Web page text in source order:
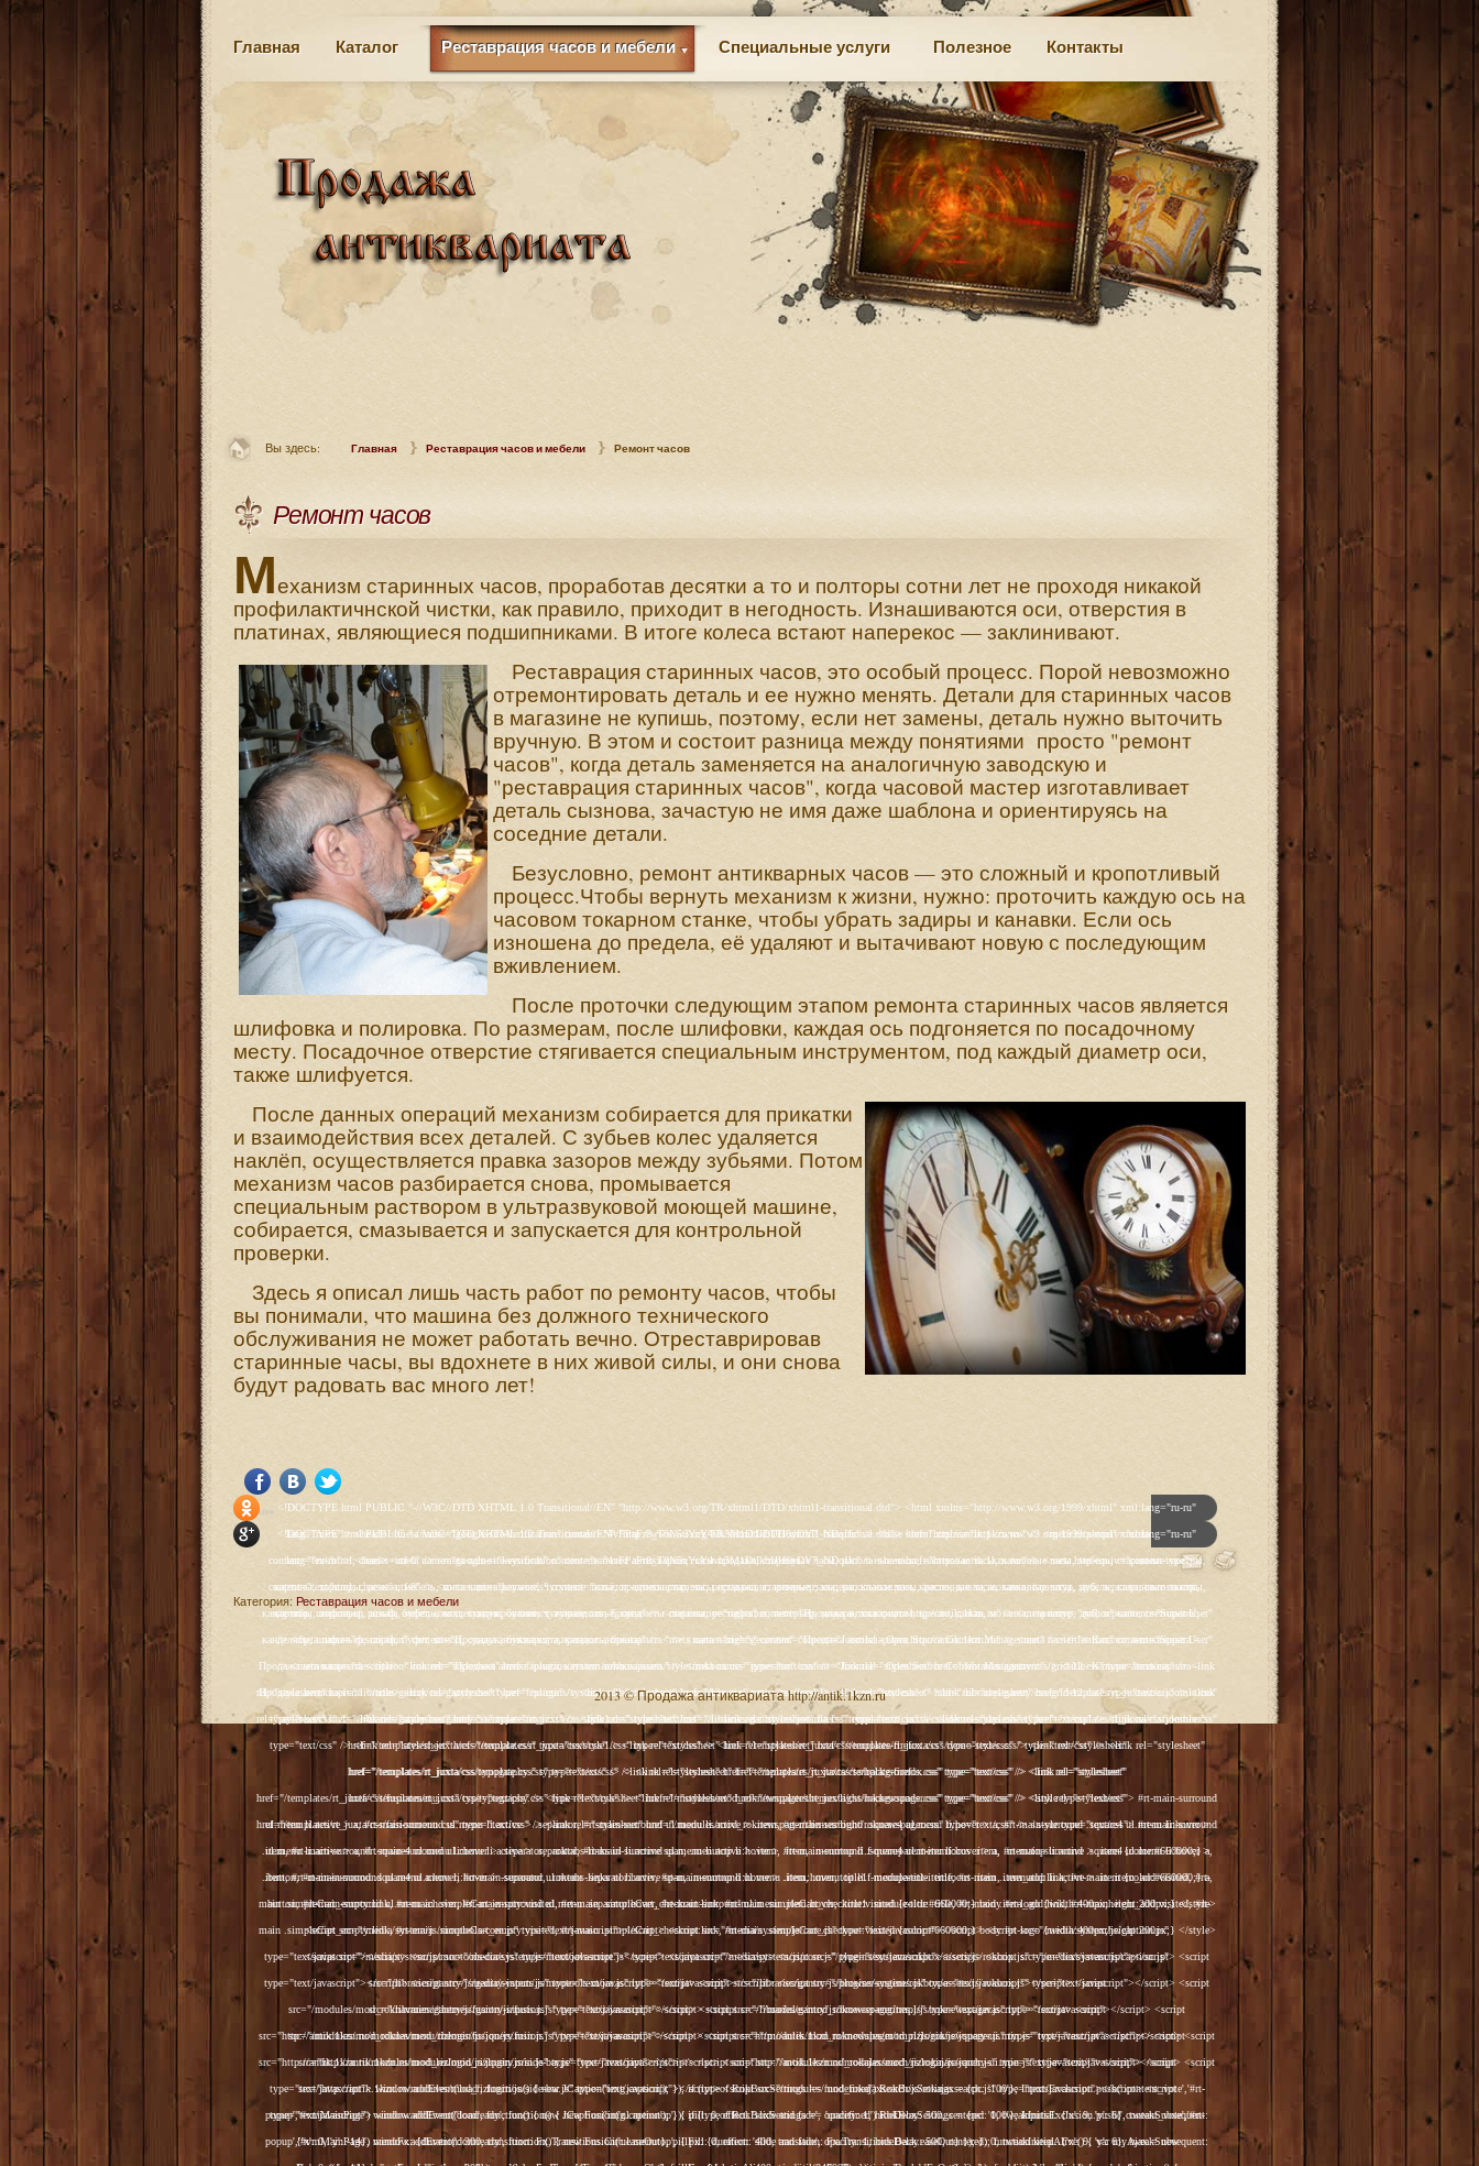
Главная Каталог Реставрация часов и мебели Специальные услуги Полезное Контакты
Вы здесь: Главная Реставрация часов и мебели Ремонт часов
Ремонт часов
Механизм старинных часов, проработав десятки а то и полторы сотни лет не проходя никакой
профилактичнской чистки, как правило, приходит в негодность. Изнашиваются оси, отверстия в
платинах, являющиеся подшипниками. В итоге колеса встают наперекос — заклинивают.
Реставрация старинных часов, это особый процесс. Порой невозможно
отремонтировать деталь и ее нужно менять. Детали для старинных часов
в магазине не купишь, поэтому, если нет замены, деталь нужно выточить
вручную. В этом и состоит разница между понятиями просто "ремонт
часов", когда деталь заменяется на аналогичную заводскую и
"реставрация старинных часов", когда часовой мастер изготавливает
деталь сызнова, зачастую не имя даже шаблона и ориентируясь на
соседние детали.
Безусловно, ремонт антикварных часов — это сложный и кропотливый
процесс.Чтобы вернуть механизм к жизни, нужно: проточить каждую ось на
часовом токарном станке, чтобы убрать задиры и канавки. Если ось
изношена до предела, её удаляют и вытачивают новую с последующим
вживлением.
После проточки следующим этапом ремонта старинных часов является
шлифовка и полировка. По размерам, после шлифовки, каждая ось подгоняется по посадочному
месту. Посадочное отверстие стягивается специальным инструментом, под каждый диаметр оси,
также шлифуется.
После данных операций механизм собирается для прикатки
и взаимодействия всех деталей. С зубьев колес удаляется
наклёп, осуществляется правка зазоров между зубьями. Потом
механизм часов разбирается снова, промывается
специальным раствором в ультразвуковой моющей машине,
собирается, смазывается и запускается для контрольной
проверки.
Здесь я описал лишь часть работ по ремонту часов, чтобы
вы понимали, что машина без должного технического
обслуживания не может работать вечно. Отреставрировав
старинные часы, вы вдохнете в них живой силы, и они снова
будут радовать вас много лет!
<!DOCTYPE html PUBLIC "-//W3C//DTD XHTML 1.0 Transitional//EN" "http://www.w3.org/TR/xhtml1/DTD/xhtml1-transitional.dtd"> <html xmlns="http://www.w3.org/1999/xhtml" xml:lang="ru-ru" lang="ru-ru" > <head> <meta name="google-site-verification" content="4vFPaFr8_T0N5uYcY4vh3M1DtIkbIJH6yDV7_NDqfJc" /> <base href="http://antik.1kzn.ru/" /> <meta http-equiv="content-type" content="text/html; charset=utf-8" /> <meta name="keywords" content="каталог антиквариат, часы продажа, старинные часы, напольные часы, настенные часы, каминные часы, мебель, старинные люстры, картины, торшеры, резьба, мебель, коллекционирование, чугунное литьё, предметы старины, реставрация, интерьер, модерн, классицизм, кресло, диван, мозаика, гарнитур, дуб, зеркало, светильник, канделябр, шифоньер, шкаф, буфет, комод, сундук, букинист, жирандоль, бронза" /> <meta name="rights" content="Продажа антиквариата http://antik.1kzn.ru" /> <meta name="author" content="Super User" /> <meta name="description" content="Продажа антиквариата, каталог антиквариата." /> <meta name="generator" content="Joomla! - Open Source Content Management" /> <title>Каталог антиквариата - Продажа антиквариата </title> <link rel="stylesheet" href="/plugins/system/rokbox/assets/styles/rokbox.css" type="text/css" /> <link rel="stylesheet" href="/libraries/gantry/css/grid-12.css" type="text/css" /> <link rel="stylesheet" href="/libraries/gantry/css/gantry.css" type="text/css" /> <link rel="stylesheet" href="/libraries/gantry/css/joomla.css" type="text/css" /> <link rel="stylesheet" href="/templates/rt_juxta/css/joomla.css" type="text/css" /> <link rel="stylesheet" href="/templates/rt_juxta/css/style1.css" type="text/css" /> <link rel="stylesheet" href="/templates/rt_juxta/css/demo-styles.css" type="text/css" /> <link rel="stylesheet" href="/templates/rt_juxta/css/template.css" type="text/css" /> <link rel="stylesheet" href="/templates/rt_juxta/css/template-firefox.css" type="text/css" /> <link rel="stylesheet" href="/templates/rt_juxta/css/typography.css" type="text/css" /> <link rel="stylesheet" href="/templates/rt_juxta/css/backgrounds.css" type="text/css" /> <link rel="stylesheet" href="/templates/rt_juxta/css/fusionmenu.css" type="text/css" /> <link rel="stylesheet" href="/modules/mod_roknewspager/themes/light/roknewspager.css" type="text/css" /> <style type="text/css"> #rt-main-surround ul.menu li.active > a, #rt-main-surround ul.menu li.active > .separator, #rt-main-surround ul.menu li.active > .item, #rt-main-surround .square4 ul.menu li:hover > a, #rt-main-surround .square4 ul.menu li:hover > .item, #rt-main-surround .square4 ul.menu li:hover > .separator, .roktabs-links ul li.active span, .menutop li:hover > .item, .menutop li.f-menuparent-itemfocus .item, .menutop li.active > .item {color:#660000;} a, .button, #rt-main-surround ul.menu a:hover, #rt-main-surround ul.menu .separator:hover, #rt-main-surround ul.menu .item:hover, .title1 .module-title .title, #rt-main .item_add:link, #rt-main .item_add:visited, #rt-main .simpleCart_empty:link, #rt-main .simpleCart_empty:visited, #rt-main .simpleCart_checkout:link, #rt-main .simpleCart_checkout:visited {color:#660000;} body #rt-logo {width:400px;height:200px;} </style> <script src="/media/system/js/mootools-core.js" type="text/javascript"></script> <script src="/media/system/js/core.js" type="text/javascript"></script> <script src="/media/system/js/caption.js" type="text/javascript"></script> <script src="/media/system/js/mootools-more.js" type="text/javascript"></script> <script src="/plugins/system/rokbox/assets/js/rokbox.js" type="text/javascript"></script> <script src="/libraries/gantry/js/gantry-inputs.js" type="text/javascript"></script> <script src="/libraries/gantry/js/browser-engines.js" type="text/javascript"></script> <script src="/modules/mod_roknavmenu/themes/fusion/js/fusion.js" type="text/javascript"></script> <script src="/modules/mod_roknewspager/tmpl/js/roknewspager.js" type="text/javascript"></script> <script src="http://antik.1kzn.ru/modules/mod_rizlogin/js/jquery.min.js" type="text/javascript"></script> <script src="http://antik.1kzn.ru/modules/mod_rizlogin/js/jquery-ui.min.js" type="text/javascript"></script> <script src="http://antik.1kzn.ru/modules/mod_rizlogin/js/side-bar.js" type="text/javascript"></script> <script src="/modules/mod_rokajaxsearch/js/rokajaxsearch.js" type="text/javascript"></script> <script type="text/javascript"> window.addEvent('load', function() { new JCaption('img.caption'); }); if (typeof RokBoxSettings == 'undefined') RokBoxSettings = {pc: '100'}; InputsExclusion.push('.content_vote','#rt-popup','#vmMainPage') window.addEvent('domready', function() { new Fusion('ul.menutop', { pill: 0, effect: 'slide and fade', opacity: 1, hideDelay: 500, centered: 0, tweakInitial: {'x': 9, 'y': 6}, tweakSubsequent: {'x': 0, 'y': -14}, menuFx: {duration: 300, transition: Fx.Transitions.Circ.easeOut}, pillFx: {duration: 400, transition: Fx.Transitions.Back.easeOut} }); }); function keepAlive() { var myAjax = new Request({method: "get", url: "index.php"}).send();} window.addEvent("domready", function(){ keepAlive.periodical(840000); }); window.addEvent((window.webkit) ? 'load' : 'domready', function() { window.rokajaxsearch = new RokAjaxSearch({ 'results': 'Results', 'close': '', 'websearch': 0, 'blogsearch': 0, 'imagesearch': 0, 'videosearch': 0, 'imagesize': 'SMALL', 'safesearch': 'MODERATE', 'search': 'Search...', 'readmore': 'Read more...', 'noresults': 'No results', 'advsearch': 'Advanced search', 'page': 'Page', 'page_of': 'of', 'searchlink': 'http://antik.1kzn.ru/index.php?option=com_search&amp;view=search&amp;tmpl=component', 'advsearchlink': 'http://antik.1kzn.ru/index.php?option=com_search&amp;view=search', 'uribase': 'http://antik.1kzn.ru/', 'limit': '10', 'perpage': '3', 'ordering': 'newest', 'phrase': 'any', 'hidedivs': '', 'includelink': 1, 'viewall': 'View all results', 'estimated': 'estimated', 'showestimated': 1, 'showpagination': 1, 'showcategory': 1, 'showreadmore': 1, 'showdescription': 1 }); }); </script> <meta name="google-site-verification" content="" /> <script type="text/javascript"> var _gaq = _gaq || []; _gaq.push(['_setAccount', 'UA-XXXXX-X']); _gaq.push(['_gat._anonymizeIp']); _gaq.push(['_trackPageview']); (function() { var ga = document.createElement('script'); ga.type = 'text/javascript'; ga.async = true; ga.src = ('https:' == document.location.protocol ? 'https://ssl' : 'http://www') + '.google-analytics.com/ga.js'; var s = document.getElementsByTagName('script')[0]; s.parentNode.insertBefore(ga, s); })(); </script> </head> <body class="backgroundlevel-high backgroundstyle-style1 bodylevel-high cssstyle-style1 font-family-georgia font-size-is-default menu-type-fusionmenu col12 option-com-content menu-glavnaya "> <div id="rt-mainbg-overlay"> <div class="rt-surround-wrap"><div class="rt-surround"><div class="rt-surround2"><div class="rt-surround3"> <div class="rt-container"> <div id="rt-header-wrap"><div id="rt-header-wrap2"> <div id="rt-header-graphic"> <div class="rt-header-padding"> <div id="rt-header"> <div class="rt-grid-12 rt-alpha rt-omega"> <div class="rt-block"> <a href="/" id="rt-logo"></a> </div> </div> <div class="clear"></div> </div> <div id="rt-navigation"><div id="rt-navigation2"><div id="rt-navigation3"> <div class="nopill"> <ul class="menutop level1 " > <li class="item108 active root" > <a class="orphan item bullet" href="/" > <span> Главная </span> </a> </li> <li class="item109 parent root" > <a class="daddy item bullet" href="/katalog-antikvariata" > <span> Каталог </span> </a> <div class="fusion-submenu-wrapper level2"> <div class="drop-top"></div> <ul class="level2"> <li class="item123 parent" > <a class="daddy item bullet" href="/katalog-antikvariata/chasy" > <span> Часы </span> </a> <div class="fusion-submenu-wrapper level3"> <div class="drop-top"></div> <ul class="level3"> <li class="item110" > <a class="orphan item bullet" href="/katalog-antikvariata/chasy/napolnye-chasy" > <span> Напольные </span> </a> </li> <li class="item112" > <a class="orphan item bulle
<!DOCTYPE html PUBLIC "-//W3C//DTD XHTML 1.0 Transitional//EN" "http://www.w3.org/TR/xhtml1/DTD/xhtml1-transitional.dtd"> <html xmlns="http://www.w3.org/1999/xhtml" xml:lang="ru-ru" lang="ru-ru" > <head> <meta name="google-site-verification" content="4vFPaFr8_T0N5uYcY4vh3M1DtIkbIJH6yDV7_NDqfJc" /> <base href="http://antik.1kzn.ru/" /> <meta http-equiv="content-type" content="text/html; charset=utf-8" /> <meta name="keywords" content="каталог антиквариат, часы продажа, старинные часы, напольные часы, настенные часы, каминные часы, мебель, старинные люстры, картины, торшеры, резьба, мебель, коллекционирование, чугунное литьё, предметы старины, реставрация, интерьер, модерн, классицизм, кресло, диван, мозаика, гарнитур, дуб, зеркало, светильник, канделябр, шифоньер, шкаф, буфет, комод, сундук, букинист, жирандоль, бронза" /> <meta name="rights" content="Продажа антиквариата http://antik.1kzn.ru" /> <meta name="author" content="Super User" /> <meta name="description" content="Продажа антиквариата, каталог антиквариата." /> <meta name="generator" content="Joomla! - Open Source Content Management" /> <title>Каталог антиквариата - Продажа антиквариата </title> <link rel="stylesheet" href="/plugins/system/rokbox/assets/styles/rokbox.css" type="text/css" /> <link rel="stylesheet" href="/libraries/gantry/css/grid-12.css" type="text/css" /> <link rel="stylesheet" href="/libraries/gantry/css/gantry.css" type="text/css" /> <link rel="stylesheet" href="/libraries/gantry/css/joomla.css" type="text/css" /> <link rel="stylesheet" href="/templates/rt_juxta/css/joomla.css" type="text/css" /> <link rel="stylesheet" href="/templates/rt_juxta/css/style1.css" type="text/css" /> <link rel="stylesheet" href="/templates/rt_juxta/css/demo-styles.css" type="text/css" /> <link rel="stylesheet" href="/templates/rt_juxta/css/template.css" type="text/css" /> <link rel="stylesheet" href="/templates/rt_juxta/css/template-firefox.css" type="text/css" /> <link rel="stylesheet" href="/templates/rt_juxta/css/typography.css" type="text/css" /> <link rel="stylesheet" href="/templates/rt_juxta/css/backgrounds.css" type="text/css" /> <link rel="stylesheet" href="/templates/rt_juxta/css/fusionmenu.css" type="text/css" /> <link rel="stylesheet" href="/modules/mod_roknewspager/themes/light/roknewspager.css" type="text/css" /> <style type="text/css"> #rt-main-surround ul.menu li.active > a, #rt-main-surround ul.menu li.active > .separator, #rt-main-surround ul.menu li.active > .item, #rt-main-surround .square4 ul.menu li:hover > a, #rt-main-surround .square4 ul.menu li:hover > .item, #rt-main-surround .square4 ul.menu li:hover > .separator, .roktabs-links ul li.active span, .menutop li:hover > .item, .menutop li.f-menuparent-itemfocus .item, .menutop li.active > .item {color:#660000;} a, .button, #rt-main-surround ul.menu a:hover, #rt-main-surround ul.menu .separator:hover, #rt-main-surround ul.menu .item:hover, .title1 .module-title .title, #rt-main .item_add:link, #rt-main .item_add:visited, #rt-main .simpleCart_empty:link, #rt-main .simpleCart_empty:visited, #rt-main .simpleCart_checkout:link, #rt-main .simpleCart_checkout:visited {color:#660000;} body #rt-logo {width:400px;height:200px;} </style> <script src="/media/system/js/mootools-core.js" type="text/javascript"></script> <script src="/media/system/js/core.js" type="text/javascript"></script> <script src="/media/system/js/caption.js" type="text/javascript"></script> <script src="/media/system/js/mootools-more.js" type="text/javascript"></script> <script src="/plugins/system/rokbox/assets/js/rokbox.js" type="text/javascript"></script> <script src="/libraries/gantry/js/gantry-inputs.js" type="text/javascript"></script> <script src="/libraries/gantry/js/browser-engines.js" type="text/javascript"></script> <script src="/modules/mod_roknavmenu/themes/fusion/js/fusion.js" type="text/javascript"></script> <script src="/modules/mod_roknewspager/tmpl/js/roknewspager.js" type="text/javascript"></script> <script src="http://antik.1kzn.ru/modules/mod_rizlogin/js/jquery.min.js" type="text/javascript"></script> <script src="http://antik.1kzn.ru/modules/mod_rizlogin/js/jquery-ui.min.js" type="text/javascript"></script> <script src="http://antik.1kzn.ru/modules/mod_rizlogin/js/side-bar.js" type="text/javascript"></script> <script src="/modules/mod_rokajaxsearch/js/rokajaxsearch.js" type="text/javascript"></script> <script type="text/javascript"> window.addEvent('load', function() { new JCaption('img.caption'); }); if (typeof RokBoxSettings == 'undefined') RokBoxSettings = {pc: '100'}; InputsExclusion.push('.content_vote','#rt-popup','#vmMainPage') window.addEvent('domready', function() { new Fusion('ul.menutop', { pill: 0, effect: 'slide and fade', opacity: 1, hideDelay: 500, centered: 0, tweakInitial: {'x': 9, 'y': 6}, tweakSubsequent: {'x': 0, 'y': -14}, menuFx: {duration: 300, transition: Fx.Transitions.Circ.easeOut}, pillFx: {duration: 400, transition: Fx.Transitions.Back.easeOut} }); }); function keepAlive() { var myAjax = new Request({method: "get", url: "index.php"}).send();} window.addEvent("domready", function(){ keepAlive.periodical(840000); }); window.addEvent((window.webkit) ? 'load' : 'domready', function() { window.rokajaxsearch = new RokAjaxSearch({ 'results': 'Results', 'close': '', 'websearch': 0, 'blogsearch': 0, 'imagesearch': 0, 'videosearch': 0, 'imagesize': 'SMALL', 'safesearch': 'MODERATE', 'search': 'Search...', 'readmore': 'Read more...', 'noresults': 'No results', 'advsearch': 'Advanced search', 'page': 'Page', 'page_of': 'of', 'searchlink': 'http://antik.1kzn.ru/index.php?option=com_search&amp;view=search&amp;tmpl=component', 'advsearchlink': 'http://antik.1kzn.ru/index.php?option=com_search&amp;view=search', 'uribase': 'http://antik.1kzn.ru/', 'limit': '10', 'perpage': '3', 'ordering': 'newest', 'phrase': 'any', 'hidedivs': '', 'includelink': 1, 'viewall': 'View all results', 'estimated': 'estimated', 'showestimated': 1, 'showpagination': 1, 'showcategory': 1, 'showreadmore': 1, 'showdescription': 1 }); }); </script> <meta name="google-site-verification" content="" /> <script type="text/javascript"> var _gaq = _gaq || []; _gaq.push(['_setAccount', 'UA-XXXXX-X']); _gaq.push(['_gat._anonymizeIp']); _gaq.push(['_trackPageview']); (function() { var ga = document.createElement('script'); ga.type = 'text/javascript'; ga.async = true; ga.src = ('https:' == document.location.protocol ? 'https://ssl' : 'http://www') + '.google-analytics.com/ga.js'; var s = document.getElementsByTagName('script')[0]; s.parentNode.insertBefore(ga, s); })(); </script> </head> <body class="backgroundlevel-high backgroundstyle-style1 bodylevel-high cssstyle-style1 font-family-georgia font-size-is-default menu-type-fusionmenu col12 option-com-content menu-glavnaya "> <div id="rt-mainbg-overlay"> <div class="rt-surround-wrap"><div class="rt-surround"><div class="rt-surround2"><div class="rt-surround3"> <div class="rt-container"> <div id="rt-header-wrap"><div id="rt-header-wrap2"> <div id="rt-header-graphic"> <div class="rt-header-padding"> <div id="rt-header"> <div class="rt-grid-12 rt-alpha rt-omega"> <div class="rt-block"> <a href="/" id="rt-logo"></a> </div> </div> <div class="clear"></div> </div> <div id="rt-navigation"><div id="rt-navigation2"><div id="rt-navigation3"> <div class="nopill"> <ul class="menutop level1 " > <li class="item108 active root" > <a class="orphan item bullet" href="/" > <span> Главная </span> </a> </li> <li class="item109 parent root" > <a class="daddy item bullet" href="/katalog-antikvariata" > <span> Каталог </span> </a> <div class="fusion-submenu-wrapper level2"> <div class="drop-top"></div> <ul class="level2"> <li class="item123 parent" > <a class="daddy item bullet" href="/katalog-antikvariata/chasy" > <span> Часы </span> </a> <div class="fusion-submenu-wrapper level3"> <div class="drop-top"></div> <ul class="level3"> <li class="item110" > <a class="orphan item bullet" href="/katalog-antikvariata/chasy/napolnye-chasy" > <span> Напольные </span> </a> </li> <li class="item112" > <a class="orphan item bulle
Social Like
Категория: Реставрация часов и мебели
2013 © Продажа антиквариата http://antik.1kzn.ru